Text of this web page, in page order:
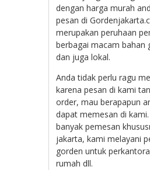
dengan harga murah
pesan di
merupakan peruhaan
berbagai macam bahan
dan juga lokal.
Anda tidak perlu ragu
karena pesan di kami
order, mau berapapun
dapat memesan di
banyak pemesan
jakarta, kami melayani
gorden untuk
rumah dll.